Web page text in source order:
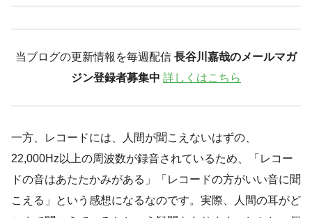
当ブログの更新情報を毎週配信 長谷川嘉哉のメールマガ
ジン登録者募集中 詳しくはこちら
一方、レコードには、人間が聞こえないはずの、
22,000Hz以上の周波数が録音されているため、「レコー
ドの音はあたたかみがある」「レコードの方がいい音に聞
こえる」という感想になるなのです。実際、人間の耳がど